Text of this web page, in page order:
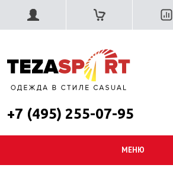
+7 (495) 255-07-95
МЕНЮ